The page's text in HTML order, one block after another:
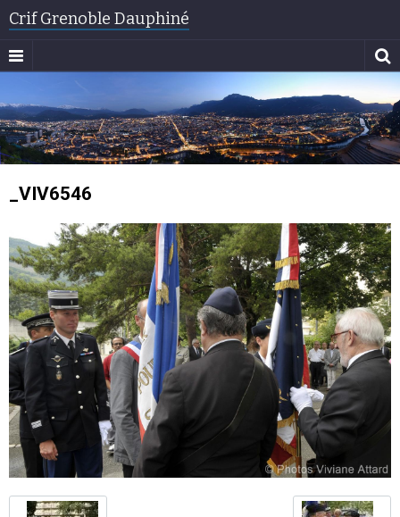
Crif Grenoble Dauphiné
_VIV6546